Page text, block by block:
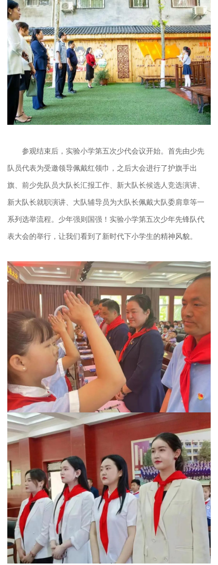
参观结束后，实验小学第五次少代会议开始。首先由少先
队员代表为受邀领导佩戴红领巾，之后大会进行了护旗手出
旗、前少先队员大队长汇报工作、新大队长候选人竞选演讲、
新大队长就职演讲、大队辅导员为大队长佩戴大队委肩章等一
系列选举流程。少年强则国强！实验小学第五次少年先锋队代
表大会的举行，让我们看到了新时代下小学生的精神风貌。